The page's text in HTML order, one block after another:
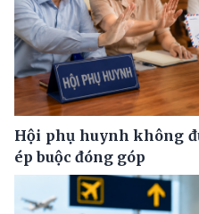
Hội phụ huynh không
ép buộc đóng góp